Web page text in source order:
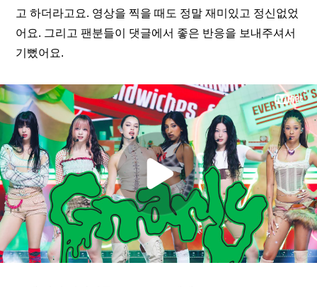
고 하더라고요. 영상을 찍을 때도 정말 재미있고 정신없었
어요. 그리고 팬분들이 댓글에서 좋은 반응을 보내주셔서
기뻤어요.